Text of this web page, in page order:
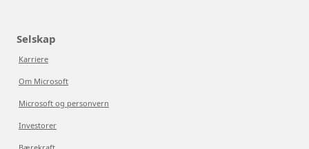
Selskap
Karriere
Om Microsoft
Microsoft og personvern
Investorer